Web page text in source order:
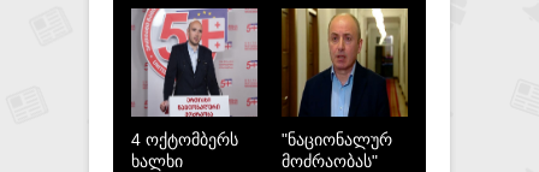
4 ოქტომბერს
ხალხი
"ნაციონალურ
მოძრაობას"